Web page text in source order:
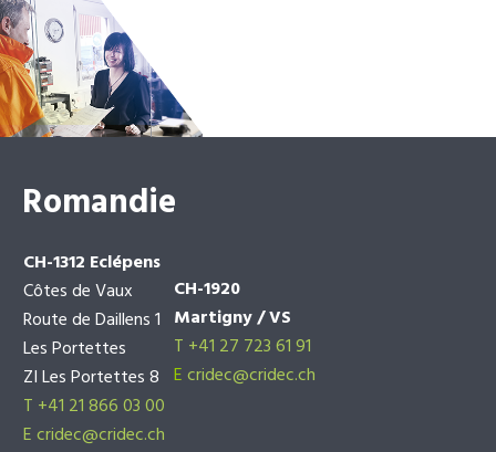
Romandie
CH-1312 Eclépens
Côtes de Vaux
Route de Daillens 1
Les Portettes
ZI Les Portettes 8
T +41 21 866 03 00
Ecridec@cridec.ch
CH-1920
Martigny / VS
T +41 27 723 61 91
Ecridec@cridec.ch